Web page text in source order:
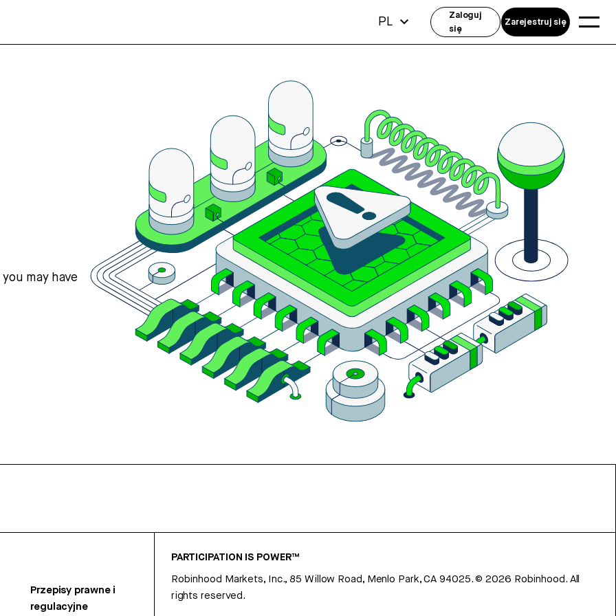
may have
Przepisy prawne i
regulacyjne
PARTICIPATION IS POWER™
Robinhood Markets, Inc., 85 Willow Road, Menlo Park, CA 94025.©2026 Robinhood. All
rights reserved.
PL
Zaloguj
się
Zarejestruj się